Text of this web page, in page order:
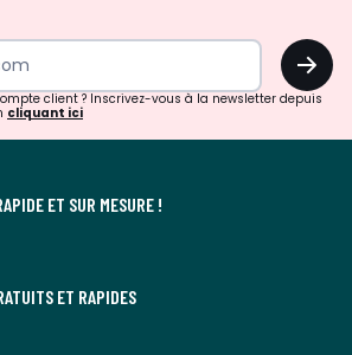
surprises?
OK
client ? Inscrivez-vous à la newsletter depuis
cliquant ici
ET SUR MESURE !
ET RAPIDES